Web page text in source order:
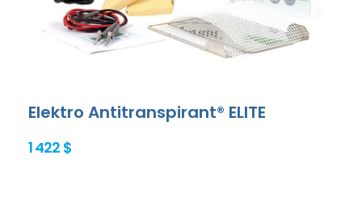
Elektro Antitranspirant® ELITE
1 422 $